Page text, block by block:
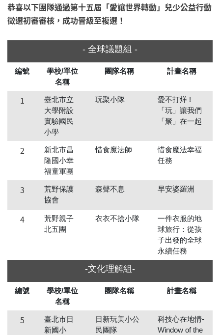
恭喜以下團隊通過第十五屆「愛讓世界轉動」兒少公益行動
徵選初審審核，成功晉級至複選！
- 全球議題組 -
編號
學校/單位
名稱
團隊名稱 計畫名稱
1
臺北市立
大學附設
實驗國民
小學
玩聚小隊
愛不打烊 !
「玩」讓我們
「聚」在一起
2
新北市昌
隆國小幸
福童軍團
惜食魔法師
惜食魔法幸福
任務
3
荒野保護
協會
森聲不息 早安婆羅洲
4
荒野親子
北五團
衣衣不捨小隊
一件衣服的地
球旅行：從孩
子出發的全球
永續任務
-文化理解組-
編號
學校/單位
名稱
團隊名稱 計畫名稱
5
臺北市日
新國小
日新玩美小公
民團隊
科技心在地情-
Window of the